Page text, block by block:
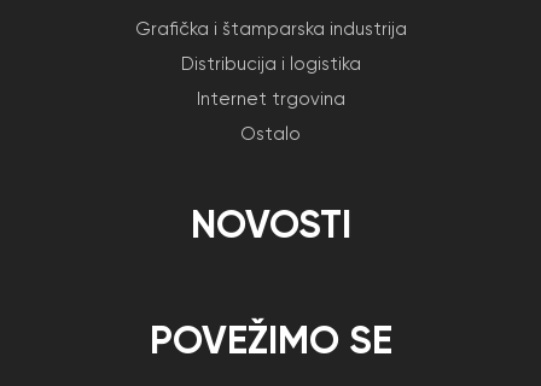
Grafička i štamparska industrija
Distribucija i logistika
Internet trgovina
Ostalo
NOVOSTI
POVEŽIMO SE